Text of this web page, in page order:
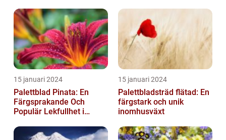
15 januari 2024
Palettblad Pinata: En
Färgsprakande Och
Populär Lekfullhet i
15 januari 2024
Palettbladsträd flätad: En
färgstark och unik
inomhusväxt